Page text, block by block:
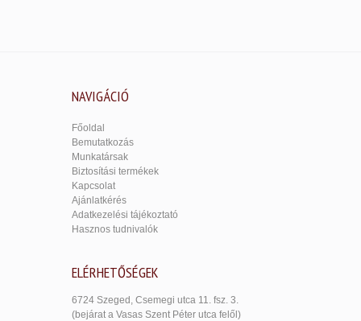
NAVIGÁCIÓ
Főoldal
Bemutatkozás
Munkatársak
Biztosítási termékek
Kapcsolat
Ajánlatkérés
Adatkezelési tájékoztató
Hasznos tudnivalók
ELÉRHETŐSÉGEK
6724 Szeged, Csemegi utca 11. fsz. 3.
(bejárat a Vasas Szent Péter utca felől)